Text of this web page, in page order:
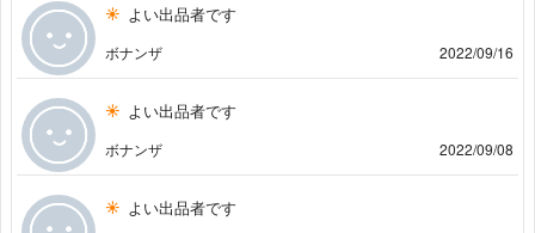
よい出品者です
ボナンザ 2022/09/16
よい出品者です
ボナンザ 2022/09/08
よい出品者です